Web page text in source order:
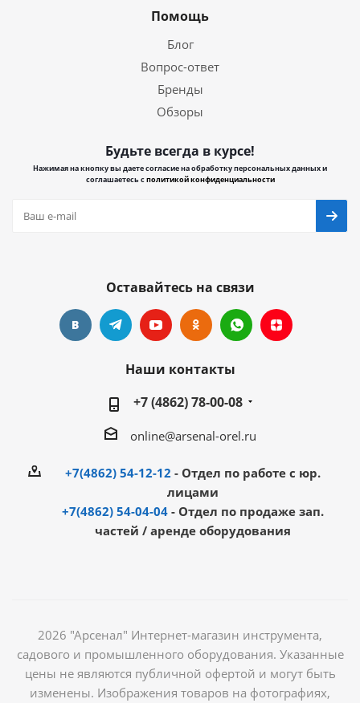
Помощь
Блог
Вопрос-ответ
Бренды
Обзоры
Будьте всегда в курсе!
Нажимая на кнопку вы даете согласие на обработку персональных данных и
соглашаетесь сполитикой конфиденциальности
Оставайтесь на связи
Наши контакты
+7 (4862) 78-00-08
online@arsenal-orel.ru
+7(4862) 54-12-12 - Отдел по работе с юр.
лицами
+7(4862) 54-04-04 - Отдел по продаже зап.
частей / аренде оборудования
2026 "Арсенал" Интернет-магазин инструмента,
садового и промышленного оборудования. Указанные
цены не являются публичной офертой и могут быть
изменены. Изображения товаров на фотографиях,